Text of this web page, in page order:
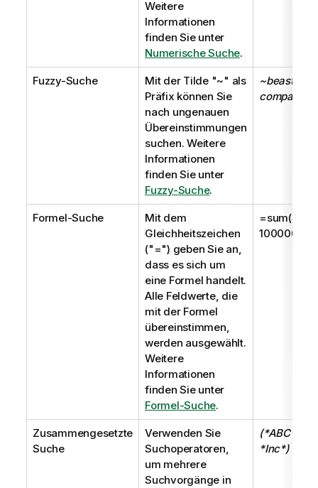
Weitere
Informationen
finden Sie unter
Numerische Suche.
Fuzzy-Suche Mit der Tilde "~" als
Präfix können Sie
nach ungenauen
Übereinstimmungen
suchen. Weitere
Informationen
finden Sie unter
Fuzzy-Suche.
~beast
company
Formel-Suche
Mit dem
Gleichheitszeichen
("=") geben Sie an,
dass es sich um
eine Formel handelt.
Alle Feldwerte, die
mit der Formel
übereinstimmen,
werden ausgewählt.
Weitere
Informationen
finden Sie unter
Formel-Suche.
1000000
Zusammengesetzte
Suche
Verwenden Sie
Suchoperatoren,
um mehrere
Suchvorgänge in
(*ABC* & ?
*Inc*)